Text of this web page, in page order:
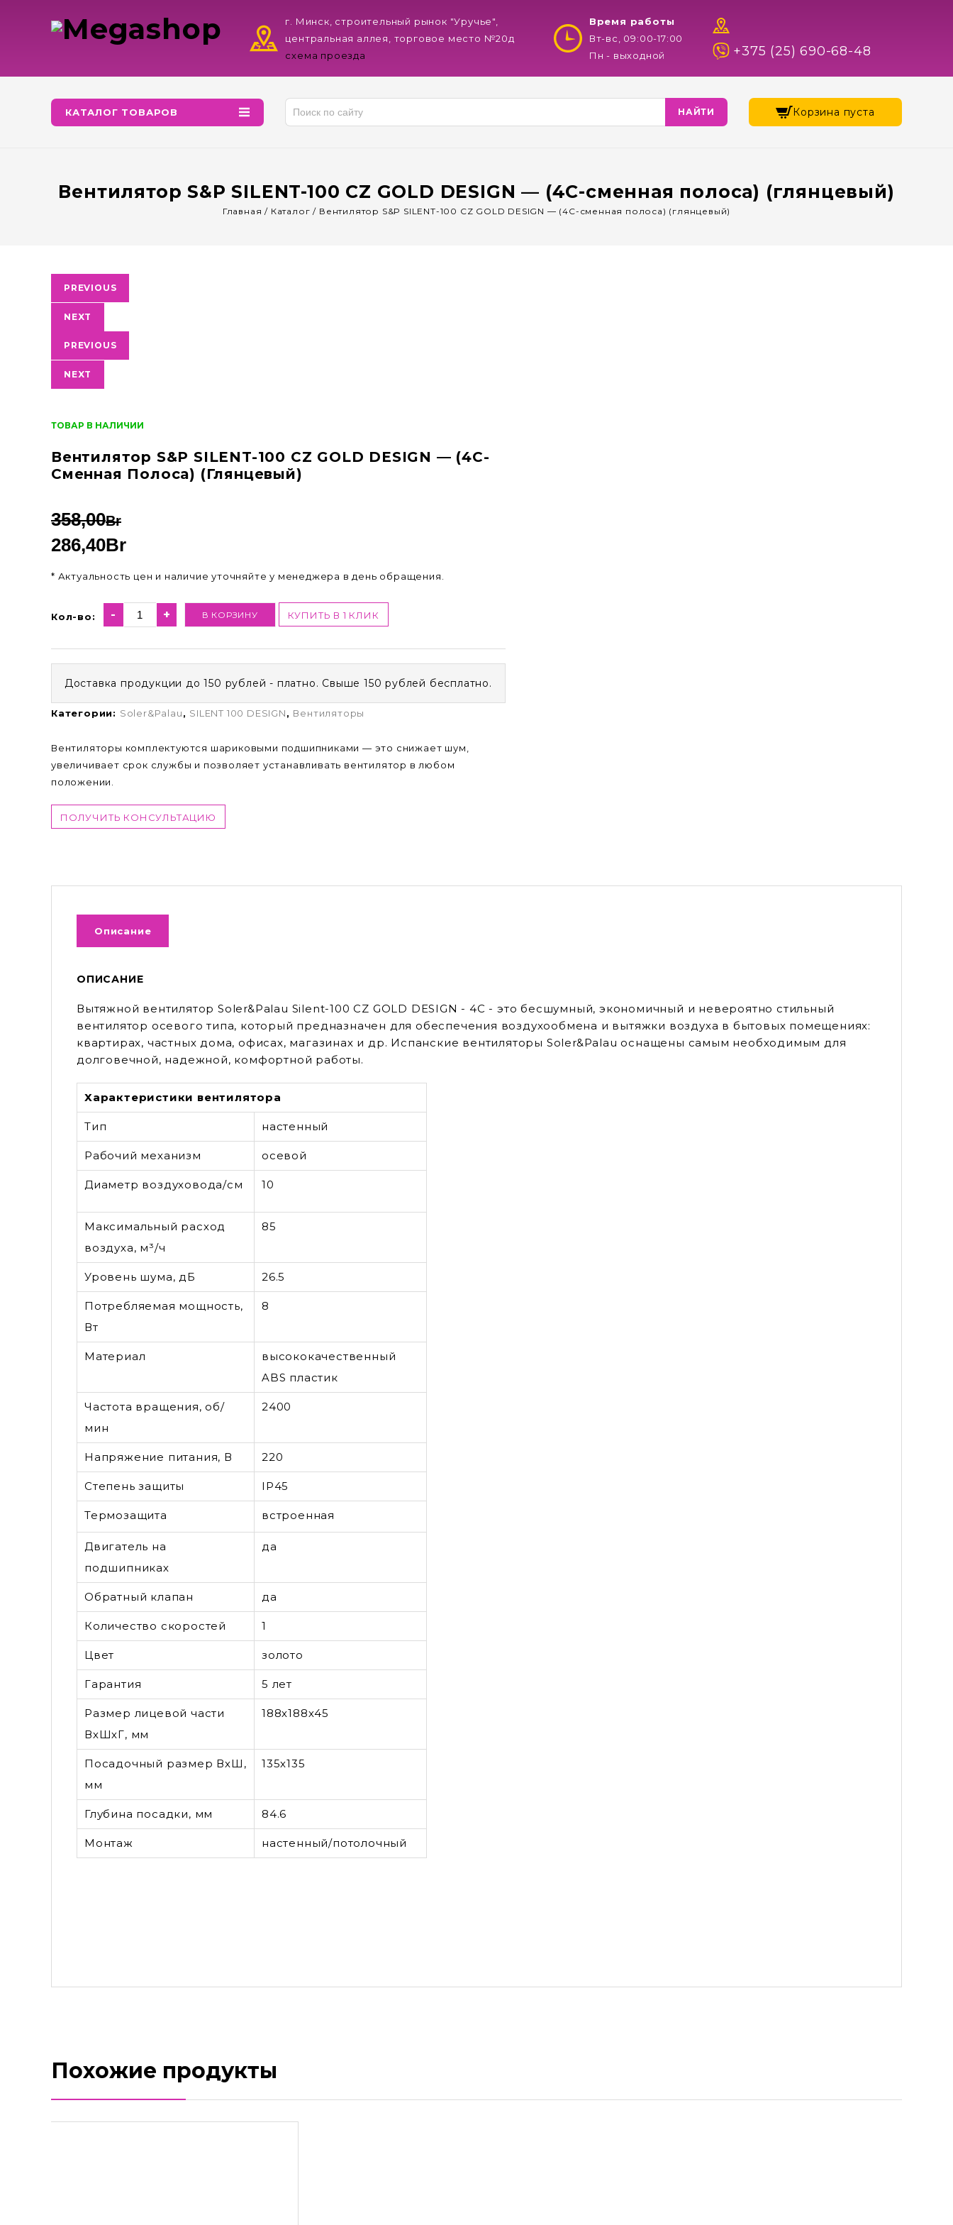
г. Минск, строительный рынок "Уручье",
центральная аллея, торговое место №20д
схема проезда
Время работы
Вт-вс, 09:00-17:00
Пн - выходной
+375 (25) 690-68-48
КАТАЛОГ ТОВАРОВ Корзина пуста
Вентилятор S&P SILENT-100 CZ GOLD DESIGN — (4C-сменная полоса) (глянцевый)
Главная / Каталог / Вентилятор S&P SILENT-100 CZ GOLD DESIGN — (4C-сменная полоса) (глянцевый)
Распродажа!
PREVIOUS
NEXT
PREVIOUS
NEXT
ТОВАР В НАЛИЧИИ
Вентилятор S&P SILENT-100 CZ GOLD DESIGN — (4C-
Сменная Полоса) (глянцевый)
358,00Br
286,40Br
* Актуальность цен и наличие уточняйте у менеджера в день обращения.
Кол-во: - + В КОРЗИНУ КУПИТЬ В 1 КЛИК
Доставка продукции до 150 рублей - платно. Свыше 150 рублей бесплатно.
Категории: Soler&Palau, SILENT 100 DESIGN, Вентиляторы
Вентиляторы комплектуются шариковыми подшипниками — это снижает шум,
увеличивает срок службы и позволяет устанавливать вентилятор в любом
положении.
ПОЛУЧИТЬ КОНСУЛЬТАЦИЮ
Описание
ОПИСАНИЕ
Вытяжной вентилятор Soler&Palau Silent-100 CZ GOLD DESIGN - 4C - это бесшумный, экономичный и невероятно стильный
вентилятор осевого типа, который предназначен для обеспечения воздухообмена и вытяжки воздуха в бытовых помещениях:
квартирах, частных дома, офисах, магазинах и др. Испанские вентиляторы Soler&Palau оснащены самым необходимым для
долговечной, надежной, комфортной работы.
Характеристики вентилятора
Тип настенный
Рабочий механизм осевой
Диаметр воздуховода/см 10
Максимальный расход
воздуха, м³/ч
85
Уровень шума, дБ 26.5
Потребляемая мощность,
Вт
8
Материал
высококачественный
ABS пластик
Частота вращения, об/
мин
2400
Напряжение питания, В 220
Степень защиты IP45
Термозащита встроенная
Двигатель на
подшипниках
да
Обратный клапан да
Количество скоростей 1
Цвет золото
Гарантия 5 лет
Размер лицевой части
ВхШхГ, мм
188х188х45
Посадочный размер ВхШ,
мм
135х135
Глубина посадки, мм 84.6
Монтаж настенный/потолочный
Похожие продукты